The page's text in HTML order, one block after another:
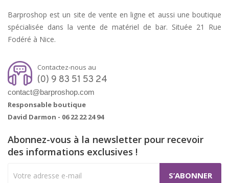
Barproshop est un site de vente en ligne et aussi une boutique
spécialisée dans la vente de matériel de bar. Située 21 Rue
Fodéré à Nice.
Contactez-nous au
(0) 9 83 51 53 24
contact@barproshop.com
Responsable boutique
David Darmon - 06 22 22 24 94
Abonnez-vous à la newsletter pour recevoir
des informations exclusives !